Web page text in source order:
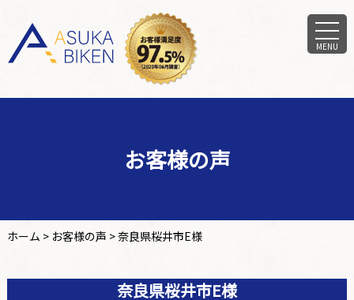
MENU
お客様の声
ホーム > お客様の声 >奈良県桜井市E様
奈良県桜井市E様